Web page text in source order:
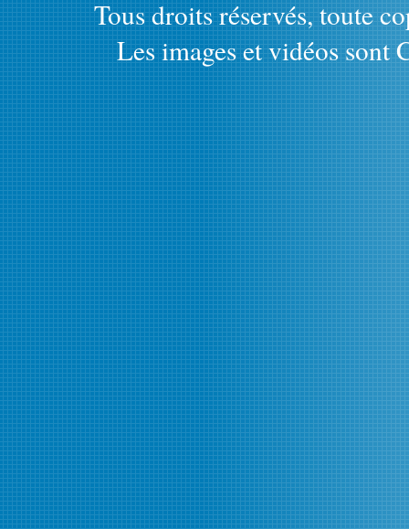
Tous droits réservés, toute
Les images et vidéos